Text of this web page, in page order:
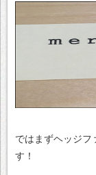
ではまずヘッジフ
す！